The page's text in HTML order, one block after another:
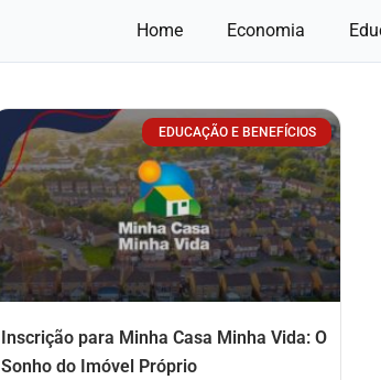
Home Economia
EDUCAÇÃO E BENEFÍCIOS
Inscrição para Minha Casa Minha Vida: O
Sonho do Imóvel Próprio